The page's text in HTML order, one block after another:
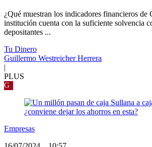
¿Qué muestran los indicadores financieros de
institución cuenta con la suficiente solvencia
depositantes ...
Tu Dinero
Guillermo Westreicher Herrera
|
PLUS
G
Empresas